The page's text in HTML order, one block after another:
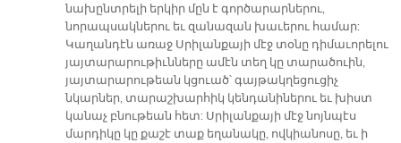
նախընտրելի երկիր մըն է գործարարներու,
նորապսակներու եւ զանազան խաւերու համար:
Կաղանդէն առաջ Սրիլանքայի մէջ տօնը դիմաւորելու
յայտարարութիւնները ամէն տեղ կը տարածուին,
յայտարարութեան կցուած՝ գայթակղեցուցիչ
նկարներ, տարաշխարհիկ կենդանիներու եւ խիստ
կանաչ բնութեան հետ: Սրիլանքայի մէջ նոյնպէս
մարդիկը կը քաշէ տաք եղանակը, ովկիանոսը, եւ ի